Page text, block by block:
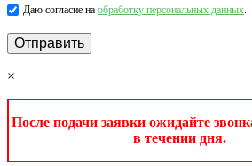
Даю согласие на обработку персональных данных.
×
После подачи заявки ожидайте
в течении дня.